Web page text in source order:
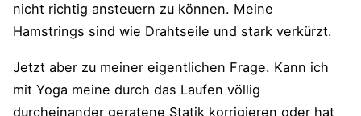
nicht richtig ansteuern zu können. Meine
Hamstrings sind wie Drahtseile und stark verkürzt.
Jetzt aber zu meiner eigentlichen Frage. Kann ich
mit Yoga meine durch das Laufen völlig
durcheinander geratene Statik korrigieren oder hat